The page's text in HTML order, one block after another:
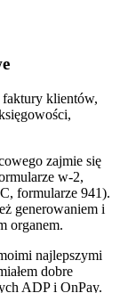
faktury klientów,
zajmie się
w-2,
formularze 941).
generowaniem i
organem.
najlepszymi
dobre
ADP i OnPay.